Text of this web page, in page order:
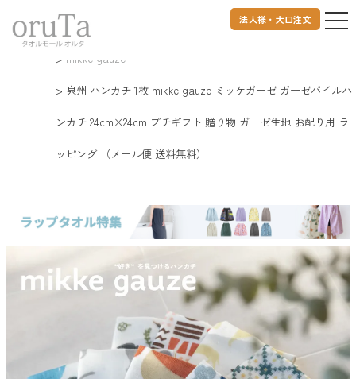
法人様・大口注文
トップページ
泉州産タオルハンカチ
mikke gauze
泉州 ハンカチ 1枚 mikke gauze ミッケガーゼ ガーゼパイルハ
ンカチ 24cm×24cm プチギフト 贈り物 ガーゼ生地 お配り用 ラ
ッピング （メール便 送料無料）